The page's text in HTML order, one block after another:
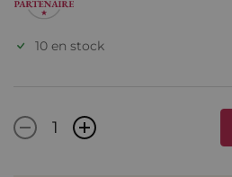
10 en stock
- +